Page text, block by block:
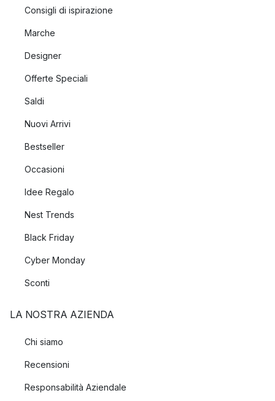
Consigli di ispirazione
Marche
Designer
Offerte Speciali
Saldi
Nuovi Arrivi
Bestseller
Occasioni
Idee Regalo
Nest Trends
Black Friday
Cyber Monday
Sconti
LA NOSTRA AZIENDA
Chi siamo
Recensioni
Responsabilità Aziendale